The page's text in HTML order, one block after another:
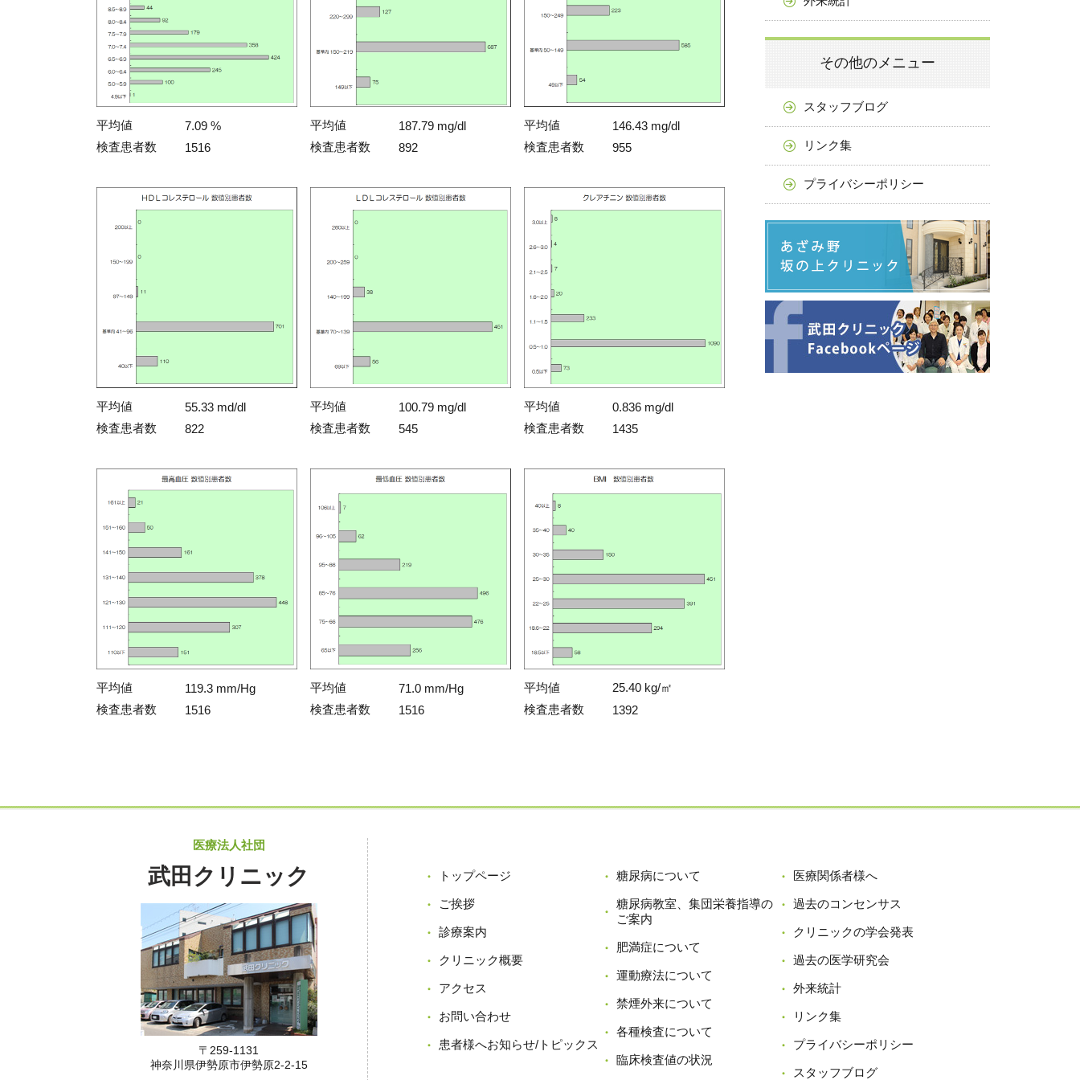
平均値
7.09 %
検査患者数
1516
平均値
187.79 mg/dl
検査患者数
892
平均値
146.43 mg/dl
検査患者数
955
平均値
55.33 md/dl
検査患者数
822
平均値
100.79 mg/dl
検査患者数
545
平均値
0.836 mg/dl
検査患者数
1435
平均値
119.3 mm/Hg
検査患者数
1516
平均値
71.0 mm/Hg
検査患者数
1516
平均値
25.40 kg/㎡
検査患者数
1392
その他のメニュー
スタッフブログ
リンク集
プライバシーポリシー
トップページ
ご挨拶
診療案内
クリニック概要
アクセス
お問い合わせ
患者様へお知らせ/トピックス
糖尿病について
糖尿病教室、集団栄養指導の
ご案内
肥満症について
運動療法について
禁煙外来について
各種検査について
臨床検査値の状況
医療関係者様へ
過去のコンセンサス
クリニックの学会発表
過去の医学研究会
外来統計
リンク集
プライバシーポリシー
スタッフブログ
医療法人社団
武田クリニック
〒259-1131
神奈川県伊勢原市伊勢原2-2-15